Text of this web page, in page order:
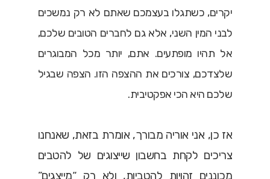
יקרים, כשתגלו בעצמכם שאתם לא רק נמשכים
לבני המין השני, אלא גם לחברים הטובים שלכם,
אל תהיו מופתעים. אתם, יותר מכל המבוגרים
שלצדכם, צורכים את ההצפה הזו. הצפה שבגיל
שלכם היא הכי אפקטיבית.
אז כן, אני אוריה מבורך, אומרת בזאת, שאנחנו
צריכים לקחת בחשבון שייצוגים של להטבים
מכוננים זהויות להטביות, ולא רק “מייצגים”